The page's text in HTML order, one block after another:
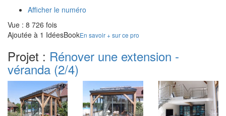
Afficher le numéro
Vue : 8 726 fois
Ajoutée à 1 IdéesBookEn savoir + sur ce pro
Projet : Rénover une extension -
véranda (2/4)